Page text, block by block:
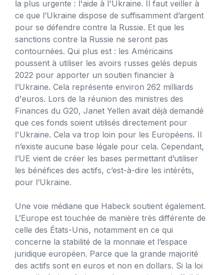
la plus urgente : l'aide à l'Ukraine. Il faut veiller à
ce que l’Ukraine dispose de suffisamment d’argent
pour se défendre contre la Russie. Et que les
sanctions contre la Russie ne seront pas
contournées. Qui plus est : les Américains
poussent à utiliser les avoirs russes gelés depuis
2022 pour apporter un soutien financier à
l’Ukraine. Cela représente environ 262 milliards
d'euros. Lors de la réunion des ministres des
Finances du G20, Janet Yellen avait déjà demandé
que ces fonds soient utilisés directement pour
l'Ukraine. Cela va trop loin pour les Européens. Il
n’existe aucune base légale pour cela. Cependant,
l’UE vient de créer les bases permettant d’utiliser
les bénéfices des actifs, c’est-à-dire les intérêts,
pour l’Ukraine.
Une voie médiane que Habeck soutient également.
L’Europe est touchée de manière très différente de
celle des États-Unis, notamment en ce qui
concerne la stabilité de la monnaie et l’espace
juridique européen. Parce que la grande majorité
des actifs sont en euros et non en dollars. Si la loi